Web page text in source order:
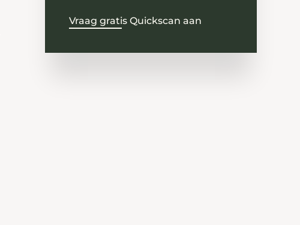
Vraag gratis Quickscan aan